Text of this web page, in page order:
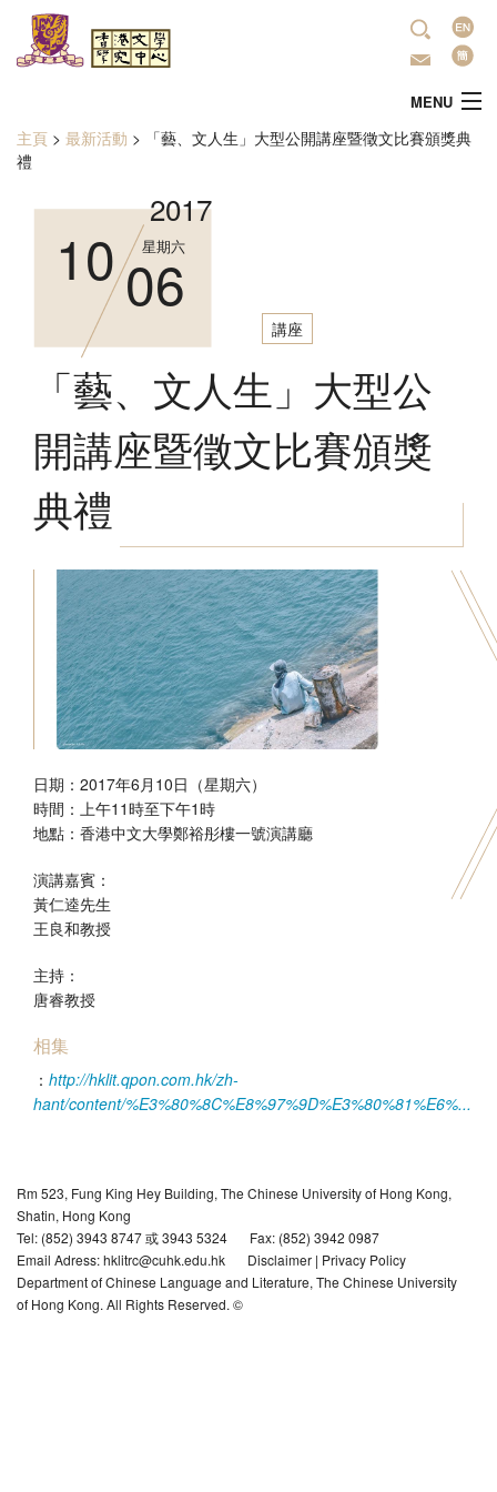
移至主內容
語
言
MENU
主頁
最新活動
學術研究
出版
香港文學資料庫
相關連結
您在這裡
主頁 > 最新活動 >
「藝、文人生」大型公開講座暨徵文比賽頒獎典
禮
2017
06
10 星期六
講座
「藝、文人生」大型公
開講座暨徵文比賽頒獎
典禮
日期：2017年6月10日（星期六）
時間：上午11時至下午1時
地點：香港中文大學鄭裕彤樓一號演講廳
演講嘉賓：
黃仁逵先生
王良和教授
主持：
唐睿教授
相集
： http://hklit.qpon.com.hk/zh-
hant/content/%E3%80%8C%E8%97%9D%E3%80%81%E6%...
Rm 523, Fung King Hey Building, The Chinese University of Hong Kong,
Shatin, Hong Kong
Tel: (852) 3943 8747 或 3943 5324
Fax: (852) 3942 0987
Email Adress: hklitrc@cuhk.edu.hk
Disclaimer | Privacy Policy
Department of Chinese Language and Literature, The Chinese University
of Hong Kong. All Rights Reserved. ©